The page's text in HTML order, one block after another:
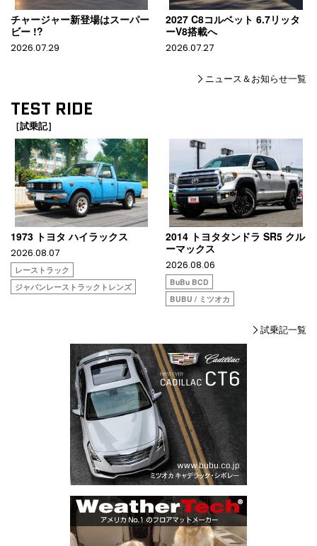
チャージャー新登場はスーパー
ビー !?
2026.07.29
2027 C8コルベット 6.7リッタ
ーV8搭載へ
2026.07.27
ニュース＆お知らせ一覧
TEST RIDE
［試乗記］
1973 トヨタ ハイラックス
2026.08.07
レーストラック
ジャパンレーストラックトレンズ
2014 トヨタタンドラ SR5 クル
ーマックス
2026.08.06
BuBu BCD
BUBU / ミツオカ
試乗記一覧